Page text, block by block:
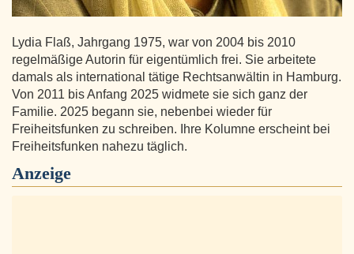
Lydia Flaß, Jahrgang 1975, war von 2004 bis 2010
regelmäßige Autorin für eigentümlich frei. Sie arbeitete
damals als international tätige Rechtsanwältin in Hamburg.
Von 2011 bis Anfang 2025 widmete sie sich ganz der
Familie. 2025 begann sie, nebenbei wieder für
Freiheitsfunken zu schreiben. Ihre Kolumne erscheint bei
Freiheitsfunken nahezu täglich.
Anzeige